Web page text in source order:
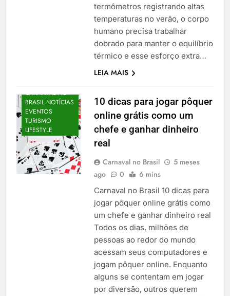
termômetros registrando altas
temperaturas no verão, o corpo
humano precisa trabalhar
dobrado para manter o equilíbrio
térmico e esse esforço extra…
LEIA MAIS
CARNAVAL NO
BRASIL NOTÍCIAS
EVENTOS
TURISMO
LIFESTYLE
JOGOS E
APOSTAS NO
CARNAVAL
10 dicas para jogar pôquer
online grátis como um
chefe e ganhar dinheiro
real
Carnaval no Brasil
5 meses
ago
0 6 mins
Carnaval no Brasil 10 dicas para
jogar pôquer online grátis como
um chefe e ganhar dinheiro real
Todos os dias, milhões de
pessoas ao redor do mundo
acessam seus computadores e
jogam pôquer online. Enquanto
alguns se contentam em jogar
por diversão, outros querem